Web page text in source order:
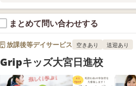
まとめて問い合わせする
放課後等デイサービス 空きあり 送迎あり
Gripキッズ大宮日進校